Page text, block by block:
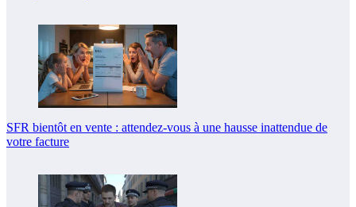
SFR bientôt en vente : attendez-vous à une hausse inattendue de
votre facture